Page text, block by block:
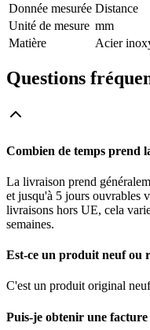
Donnée mesurée Distance
Unité de mesure mm
Matière
Acier
Questions
Combien de temps prend
La livraison prend
et jusqu'à 5 jours ouvrables
livraisons hors UE, cela
semaines.
Est-ce un produit neuf ou
C'est un produit original
Puis-je obtenir une